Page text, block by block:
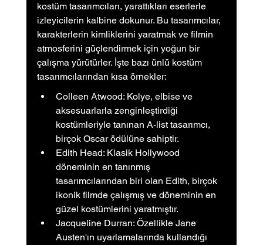
kostüm tasarımcıları, yarattıkları eserlerle
izleyicilerin kalbine dokunur. Bu tasarımcılar,
karakterlerin kimliklerini yaratmak ve filmin
atmosferini güçlendirmek için yoğun bir
çalışma yürütürler. İşte bazı ünlü kostüm
tasarımcılarından kısa örnekler:
Colleen Atwood: Kolye, elbise ve
aksesuarlarla zenginleştirdiği
kostümleriyle tanınan A-list tasarımcı,
birçok Oscar ödülüne sahiptir.
Edith Head: Klasik Hollywood
döneminin en tanınmış
tasarımcılarından biri olan Edith, birçok
ikonik filmde çalışmış ve döneminin en
güzel kostümlerini yaratmıştır.
Jacqueline Durran: Özellikle Jane
Austen'ın uyarlamalarında kullandığı